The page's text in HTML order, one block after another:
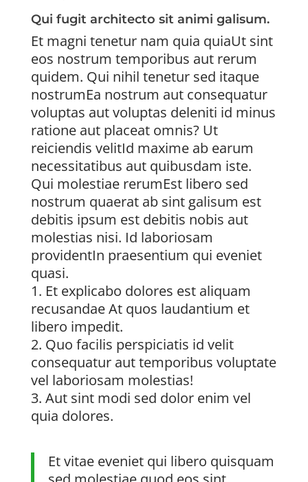
Qui fugit architecto sit animi galisum.
Et magni tenetur nam quia quiaUt sint
eos nostrum temporibus aut rerum
quidem. Qui nihil tenetur sed itaque
nostrumEa nostrum aut consequatur
voluptas aut voluptas deleniti id minus
ratione aut placeat omnis? Ut
reiciendis velitId maxime ab earum
necessitatibus aut quibusdam iste.
Qui molestiae rerumEst libero sed
nostrum quaerat ab sint galisum est
debitis ipsum est debitis nobis aut
molestias nisi. Id laboriosam
providentIn praesentium qui eveniet
quasi.
Et explicabo dolores est aliquam
recusandae At quos laudantium et
libero impedit.
Quo facilis perspiciatis id velit
consequatur aut temporibus voluptate
vel laboriosam molestias!
Aut sint modi sed dolor enim vel
quia dolores.
Et vitae eveniet qui libero quisquam